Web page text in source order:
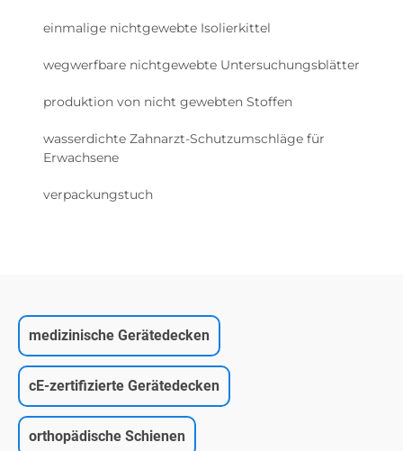
einmalige nichtgewebte Isolierkittel
wegwerfbare nichtgewebte Untersuchungsblätter
produktion von nicht gewebten Stoffen
wasserdichte Zahnarzt-Schutzumschläge für
Erwachsene
verpackungstuch
medizinische Gerätedecken
cE-zertifizierte Gerätedecken
orthopädische Schienen